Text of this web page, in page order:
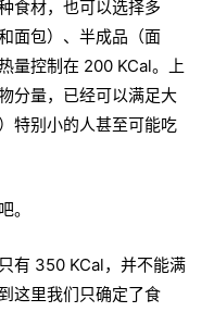
食材，也可以选择多
面包）、半成品（面
量控制在 200 KCal。上
分量，已经可以满足大
特别小的人甚至可能吃
。
有 350 KCal，并不能满
这里我们只确定了食